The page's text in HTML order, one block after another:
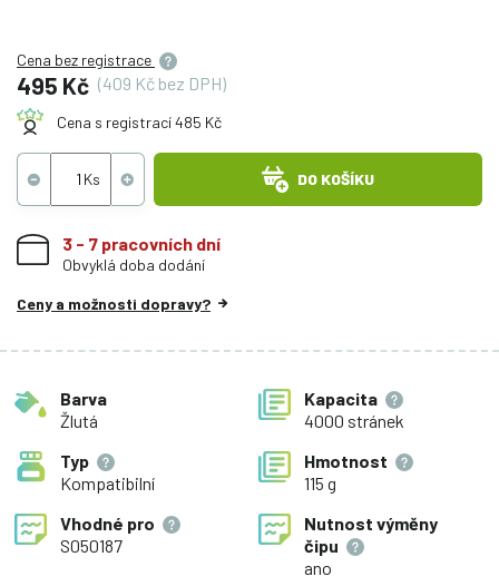
Cena bez registrace
495 Kč (409 Kč bez DPH)
Cena s registrací 485 Kč
DO KOŠÍKU
3 - 7 pracovních dní
Obvyklá doba dodání
Ceny a možnosti dopravy?
Barva
Žlutá
Kapacita
4000 stránek
Typ
Kompatibilní
Hmotnost
115 g
Vhodné pro
S050187
Nutnost výměny
čipu
ano